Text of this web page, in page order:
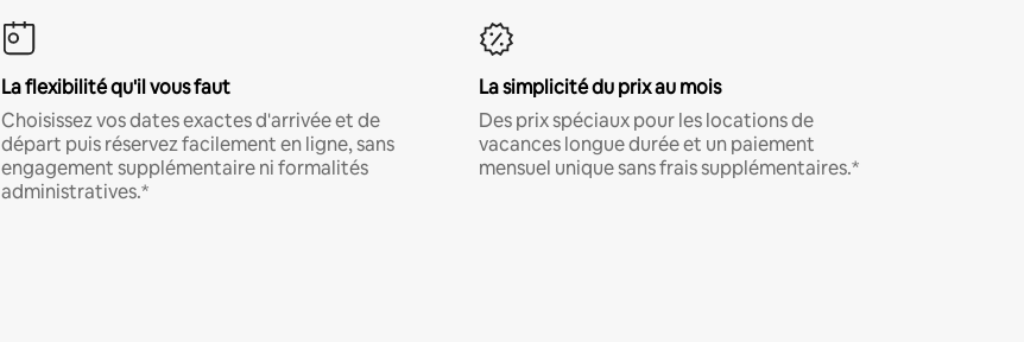
La flexibilité qu'il vous faut
Choisissez vos dates exactes d'arrivée et de
départ puis réservez facilement en ligne, sans
engagement supplémentaire ni formalités
administratives.*
La simplicité du prix au mois
Des prix spéciaux pour les locations de
vacances longue durée et un paiement
mensuel unique sans frais supplémentaires.*